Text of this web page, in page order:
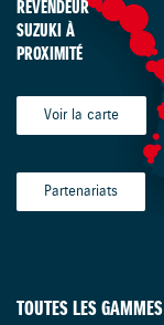
REVENDEUR
SUZUKI À
PROXIMITÉ
Voir la carte
Partenariats
TOUTES LES GAMMES